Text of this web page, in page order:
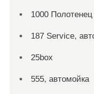
1000 Полотенец
187 Service,
25box
555, автомойка